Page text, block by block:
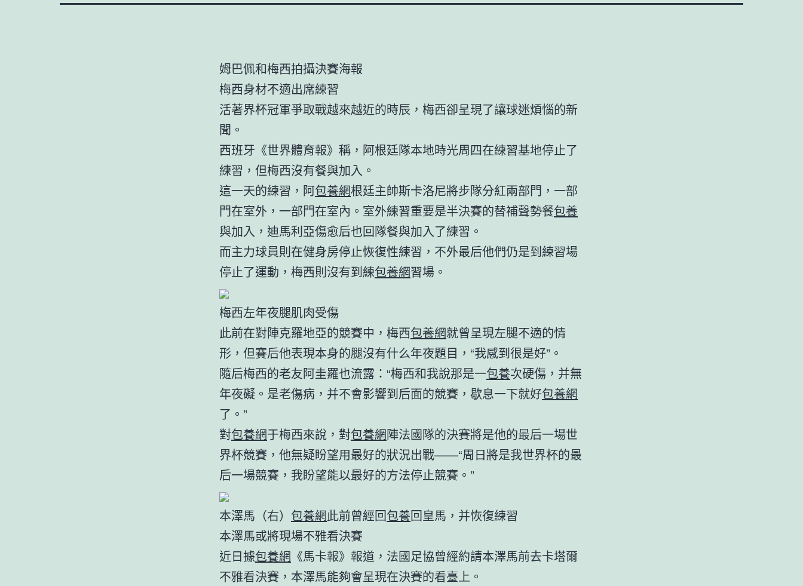
姆巴佩和梅西拍攝決賽海報
梅西身材不適出席練習
活著界杯冠軍爭取戰越來越近的時辰，梅西卻呈現了讓球迷煩惱的新
聞。
西班牙《世界體育報》稱，阿根廷隊本地時光周四在練習基地停止了
練習，但梅西沒有餐與加入。
這一天的練習，阿包養網根廷主帥斯卡洛尼將步隊分紅兩部門，一部
門在室外，一部門在室內。室外練習重要是半決賽的替補聲勢餐包養
與加入，迪馬利亞傷愈后也回隊餐與加入了練習。
而主力球員則在健身房停止恢復性練習，不外最后他們仍是到練習場
停止了運動，梅西則沒有到練包養網習場。
梅西左年夜腿肌肉受傷
此前在對陣克羅地亞的競賽中，梅西包養網就曾呈現左腿不適的情
形，但賽后他表現本身的腿沒有什么年夜題目，“我感到很是好”。
隨后梅西的老友阿圭羅也流露：“梅西和我說那是一包養次硬傷，并無
年夜礙。是老傷病，并不會影響到后面的競賽，歇息一下就好包養網
了。”
對包養網于梅西來說，對包養網陣法國隊的決賽將是他的最后一場世
界杯競賽，他無疑盼望用最好的狀況出戰——“周日將是我世界杯的最
后一場競賽，我盼望能以最好的方法停止競賽。”
本澤馬（右） 包養網此前曾經回包養回皇馬，并恢復練習
本澤馬或將現場不雅看決賽
近日據包養網 《馬卡報》報道，法國足協曾經約請本澤馬前去卡塔爾
不雅看決賽，本澤馬能夠會呈現在決賽的看臺上。